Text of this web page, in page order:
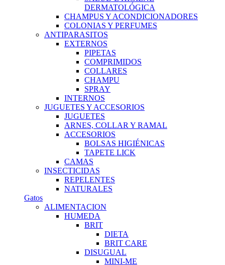
DERMATOLÓGICA
CHAMPUS Y ACONDICIONADORES
COLONIAS Y PERFUMES
ANTIPARASITOS
EXTERNOS
PIPETAS
COMPRIMIDOS
COLLARES
CHAMPU
SPRAY
INTERNOS
JUGUETES Y ACCESORIOS
JUGUETES
ARNES, COLLAR Y RAMAL
ACCESORIOS
BOLSAS HIGIÉNICAS
TAPETE LICK
CAMAS
INSECTICIDAS
REPELENTES
NATURALES
Gatos
ALIMENTACION
HUMEDA
BRIT
DIETA
BRIT CARE
DISUGUAL
MINI-ME